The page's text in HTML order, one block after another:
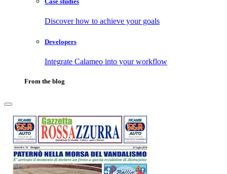
Discover how to achieve your goals
Developers
Integrate Calameo into your workflow
From the blog